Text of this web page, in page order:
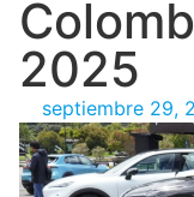
2025
septiembre 29,